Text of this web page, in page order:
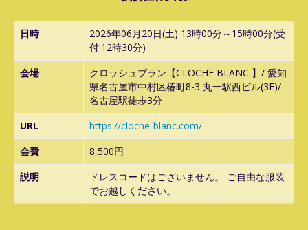
日時
2026年06月20日(土) 13時00分～15時00分(受
付:12時30分)
会場
クロッシュブラン【CLOCHE BLANC 】/ 愛知
県名古屋市中村区椿町8-3 丸一駅西ビル(3F)/
名古屋駅徒歩3分
URL
https://cloche-blanc.com/
会費
8,500円
説明
ドレスコードはございません。 ご自由な服装
でお越しください。